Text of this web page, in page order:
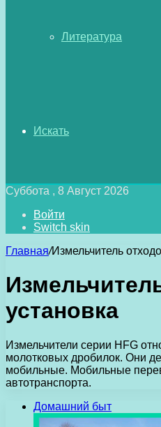
Литература
Искать
Суббота , 8 Август 2026
Войти
Switch skin
Главная/Измельчитель
установка
Измельчители серии HFG
молотковых дробилок. Они
мобильные. Мобильные
автотранспорта.
Домашний быт